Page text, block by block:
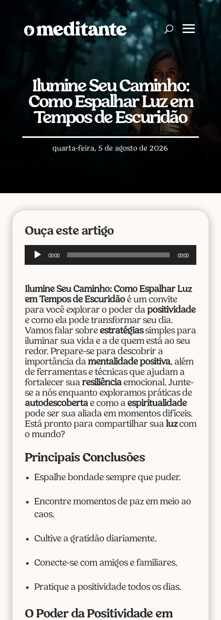
Ilumine Seu Caminho:
Como Espalhar Luz em
Tempos de Escuridão
quarta-feira, 5 de agosto de 2026
Ouça este artigo
Tocador
00:00 00:00
Ilumine Seu Caminho: Como Espalhar Luz
em Tempos de Escuridãoé um convite
para você explorar o poder da positividade
e como ela pode transformar seu dia.
Vamos falar sobre estratégiassimples para
iluminar sua vida e a de quem está ao seu
redor. Prepare-se para descobrir a
importância da mentalidade positiva, além
de ferramentas e técnicas que ajudam a
fortalecer sua resiliênciaemocional. Junte-
se a nós enquanto exploramos práticas de
autodescobertae como a espiritualidade
pode ser sua aliada em momentos difíceis.
Está pronto para compartilhar sua luzcom
o mundo?
Principais Conclusões
Espalhe bondade sempre que puder.
Encontre momentos de paz em meio ao
caos.
Cultive a gratidão diariamente.
Conecte-se com amigos e familiares.
Pratique a positividade todos os dias.
O Poder da Positividade em